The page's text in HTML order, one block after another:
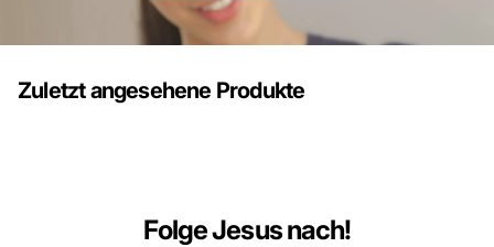
Zuletzt angesehene Produkte
Folge Jesus nach!